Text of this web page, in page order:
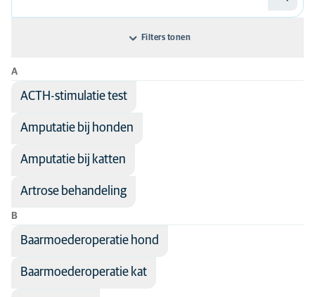
Filters tonen
Naam van de behandeling
Vakgebied
Ademhaling
Anesthesie
Alle diersoorten
Andere dieren
Hond
Seniorhond
A
ACTH-stimulatie test
Amputatie bij honden
Amputatie bij katten
Artrose behandeling
B
Baarmoederoperatie hond
Baarmoederoperatie kat